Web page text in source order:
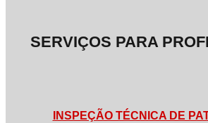
SERVIÇOS PARA
INSPEÇÃO TÉCNICA DE